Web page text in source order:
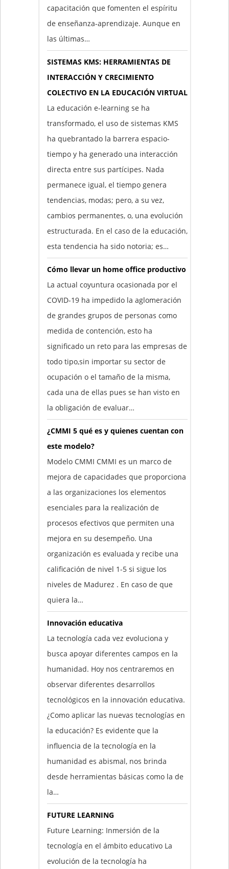
capacitación que fomenten el espíritu
de enseñanza-aprendizaje. Aunque en
las últimas…
SISTEMAS KMS: HERRAMIENTAS DE
INTERACCIÓN Y CRECIMIENTO
COLECTIVO EN LA EDUCACIÓN VIRTUAL
La educación e-learning se ha
transformado, el uso de sistemas KMS
ha quebrantado la barrera espacio-
tiempo y ha generado una interacción
directa entre sus partícipes. Nada
permanece igual, el tiempo genera
tendencias, modas; pero, a su vez,
cambios permanentes, o, una evolución
estructurada. En el caso de la educación,
esta tendencia ha sido notoria; es…
Cómo llevar un home office productivo
La actual coyuntura ocasionada por el
COVID-19 ha impedido la aglomeración
de grandes grupos de personas como
medida de contención, esto ha
significado un reto para las empresas de
todo tipo,sin importar su sector de
ocupación o el tamaño de la misma,
cada una de ellas pues se han visto en
la obligación de evaluar…
¿CMMI 5 qué es y quienes cuentan con
este modelo?
Modelo CMMI CMMI es un marco de
mejora de capacidades que proporciona
a las organizaciones los elementos
esenciales para la realización de
procesos efectivos que permiten una
mejora en su desempeño. Una
organización es evaluada y recibe una
calificación de nivel 1-5 si sigue los
niveles de Madurez . En caso de que
quiera la…
Innovación educativa
La tecnología cada vez evoluciona y
busca apoyar diferentes campos en la
humanidad. Hoy nos centraremos en
observar diferentes desarrollos
tecnológicos en la innovación educativa.
¿Como aplicar las nuevas tecnologías en
la educación? Es evidente que la
influencia de la tecnología en la
humanidad es abismal, nos brinda
desde herramientas básicas como la de
la…
FUTURE LEARNING
Future Learning: Inmersión de la
tecnología en el ámbito educativo La
evolución de la tecnología ha